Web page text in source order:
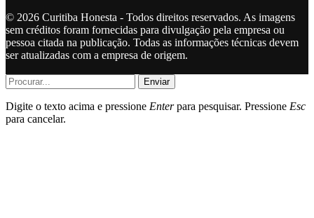
© 2026 Curitiba Honesta - Todos direitos reservados. As imagens
sem créditos foram fornecidas para divulgação pela empresa ou
pessoa citada na publicação. Todas as informações técnicas devem
ser atualizadas com a empresa de origem.
Enviar
Digite o texto acima e pressione Enterpara pesquisar. Pressione Esc
para cancelar.